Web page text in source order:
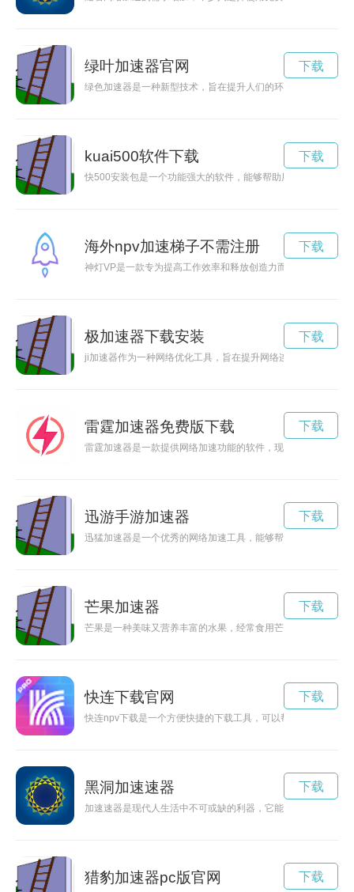
绿叶加速器官网
绿色加速器是一种新型技术，旨在提升人们的环保意识，促进
下载
kuai500软件下载
快500安装包是一个功能强大的软件，能够帮助用户提高工作
下载
海外npv加速梯子不需注册
神灯VP是一款专为提高工作效率和释放创造力而设计的新型办
下载
极加速器下载安装
ji加速器作为一种网络优化工具，旨在提升网络连接速度，让用
下载
雷霆加速器免费版下载
雷霆加速器是一款提供网络加速功能的软件，现在推出2小时免
下载
迅游手游加速器
迅猛加速器是一个优秀的网络加速工具，能够帮助用户提升网
下载
芒果加速器
芒果是一种美味又营养丰富的水果，经常食用芒果可以带来健康
下载
快连下载官网
快连npv下载是一个方便快捷的下载工具，可以帮助用户迅速
下载
黑洞加速速器
加速速器是现代人生活中不可或缺的利器，它能帮助我们提升
下载
猎豹加速器pc版官网 下载